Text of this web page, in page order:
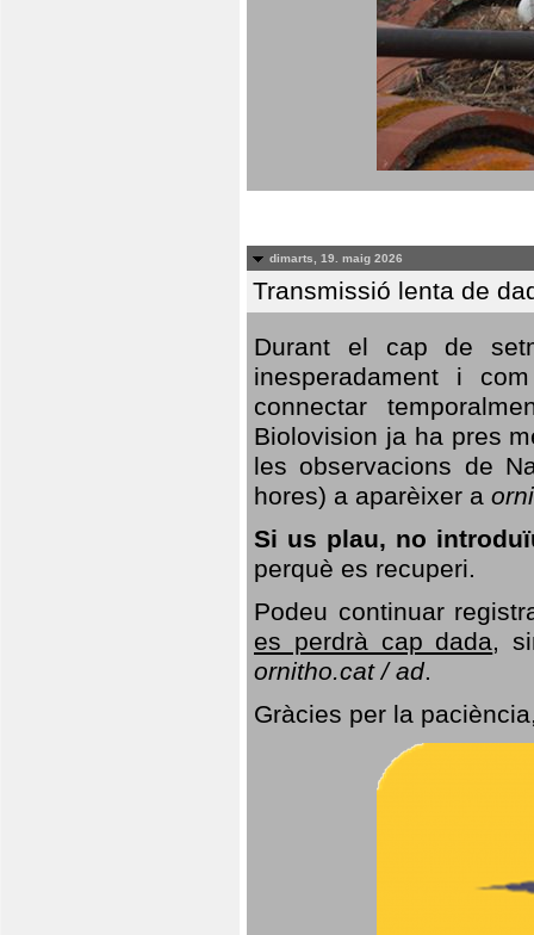
dimarts, 19. maig 2026
Transmissió lenta de
Durant el cap de
inesperadament i
connectar
Biolovision ja ha pres
les observacions de
hores) a aparèixer a
Si us plau, no
perquè es recuperi.
Podeu continuar
es perdrà cap dada,
ornitho.cat / ad.
Gràcies per la